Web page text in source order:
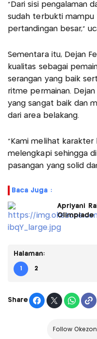
"Dari sisi pengalaman
sudah terbukti mampu
pertandingan besar,”
Sementara itu, Dejan
kualitas sebagai
serangan yang baik
ritme permainan.
yang sangat baik dan
dari area belakang.
"Kami melihat karakter
melengkapi sehingga
pasangan yang solid
Baca Juga :
Apriyani
Olimpiade
Halaman:
1 2
Share
Follow